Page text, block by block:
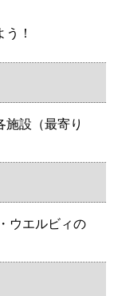
！
施設（最寄り
ウエルビィの